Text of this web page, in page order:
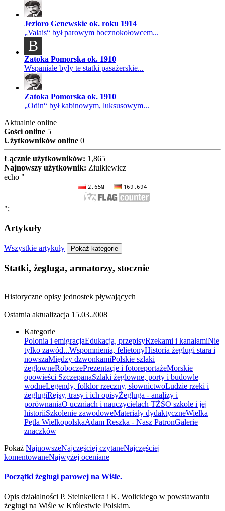
Jezioro Genewskie ok. roku 1914
„Valais“ był parowym bocznokołowcem...
B
Zatoka Pomorska ok. 1910
Wspaniałe były te statki pasażerskie...
Zatoka Pomorska ok. 1910
„Odin“ był kabinowym, luksusowym...
Aktualnie online
Gości online 5
Użytkowników online 0
Łącznie użytkowników: 1,865
Najnowszy użytkownik: Ziulkiewicz
echo "
";
Artykuły
Wszystkie artykuły Pokaż kategorie
Statki, żegluga, armatorzy, stocznie
Historyczne opisy jednostek pływających
Ostatnia aktualizacja 15.03.2008
Kategorie
Polonia i emigracjaEdukacja, przepisyRzekami i kanałamiNie
tylko zawód...Wspomnienia, felietonyHistoria żeglugi stara i
nowszaMiędzy dzwonkamiPolskie szlaki
żeglowneRoboczePrezentacje i fotoreportażeMorskie
opowieści SzczepanaSzlaki żeglowne, porty i budowle
wodneLegendy, folklor rzeczny, słownictwoLudzie rzeki i
żeglugiRejsy, trasy i ich opisyŻegluga - analizy i
porównaniaO uczniach i nauczycielach TŻŚO szkole i jej
historiiSzkolenie zawodoweMateriały dydaktyczneWielka
Pętla WielkopolskaAdam Reszka - Nasz PatronGalerie
znaczków
Pokaż NajnowszeNajczęściej czytaneNajczęściej
komentowaneNajwyżej oceniane
Początki żeglugi parowej na Wiśle.
Opis działalności P. Steinkellera i K. Wolickiego w powstawaniu
żeglugi na Wiśle w Królestwie Polskim.